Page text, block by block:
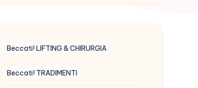
Beccati! LIFTING & CHIRURGIA
Beccati! TRADIMENTI